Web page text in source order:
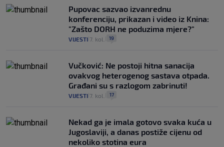
Pupovac sazvao izvanrednu
konferenciju, prikazan i video iz Knina:
"Zašto DORH ne poduzima mjere?"
VIJESTI 7. kol. 19
Vučković: Ne postoji hitna sanacija
ovakvog heterogenog sastava otpada.
Građani su s razlogom zabrinuti!
VIJESTI 7. kol. 17
Nekad ga je imala gotovo svaka kuća u
Jugoslaviji, a danas postiže cijenu od
nekoliko stotina eura